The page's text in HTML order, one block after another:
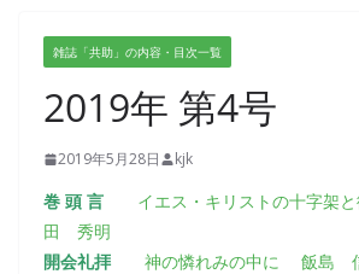
雑誌「共助」の内容・目次一覧
2019年 第4号
2019年5月28日 kjk
巻 頭 言
イエス・キリストの十字架
田 秀明
開会礼拝
神の憐れみの中に 飯島